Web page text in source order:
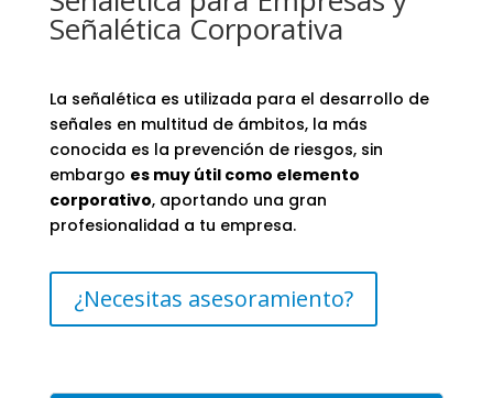
Señalética Corporativa
La señalética es utilizada para el desarrollo de
señales en multitud de ámbitos, la más
conocida es la prevención de riesgos, sin
embargo es muy útil como elemento
corporativo, aportando una gran
profesionalidad a tu empresa.
¿Necesitas asesoramiento?